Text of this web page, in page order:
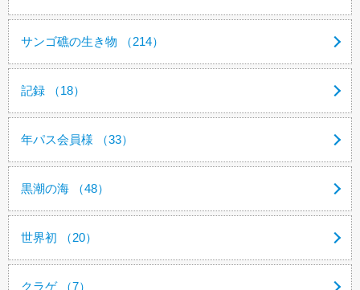
サンゴ礁の生き物 （214）
記録 （18）
年パス会員様 （33）
黒潮の海 （48）
世界初 （20）
クラゲ （7）